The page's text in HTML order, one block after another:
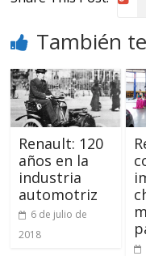
También
Renault: 120
años en la
industria
automotriz
6 de julio de
2018